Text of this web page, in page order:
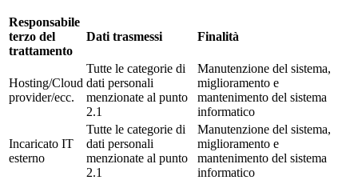
Responsabile
terzo del
trattamento
Dati trasmessi Finalità
Hosting/Cloud
provider/ecc.
Tutte le categorie di
dati personali
menzionate al punto
2.1
Manutenzione del sistema,
miglioramento e
mantenimento del sistema
informatico
Incaricato IT
esterno
Tutte le categorie di
dati personali
menzionate al punto
2.1
Manutenzione del sistema,
miglioramento e
mantenimento del sistema
informatico